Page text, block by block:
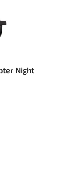
Night